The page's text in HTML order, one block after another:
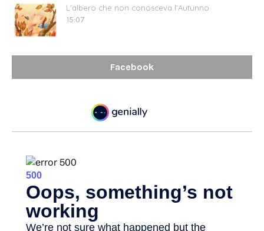
L'albero che non conosceva l'Autunno
15:07
Facebook